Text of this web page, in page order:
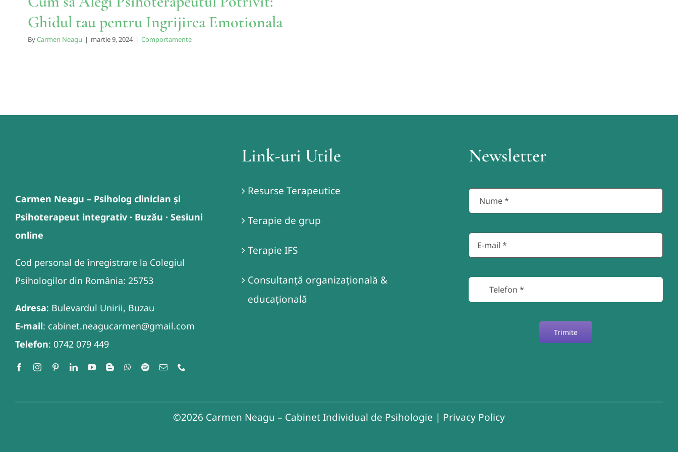
Ghidul tau pentru Ingrijirea Emotionala
ByCarmen Neagu | martie 9, 2024 | Comportamente
Carmen Neagu – Psiholog clinician și
Psihoterapeut integrativ · Buzău · Sesiuni
online
Cod personal de înregistrare la Colegiul
Psihologilor din România: 25753
Adresa: Bulevardul Unirii, Buzau
E-mail: cabinet.neagucarmen@gmail.com
Telefon: 0742 079 449
Link-uri Utile
Resurse Terapeutice
Terapie de grup
Terapie IFS
Consultanță organizațională &
educațională
Newsletter
Trimite
©2026 Carmen Neagu – Cabinet Individual de Psihologie | Privacy Policy